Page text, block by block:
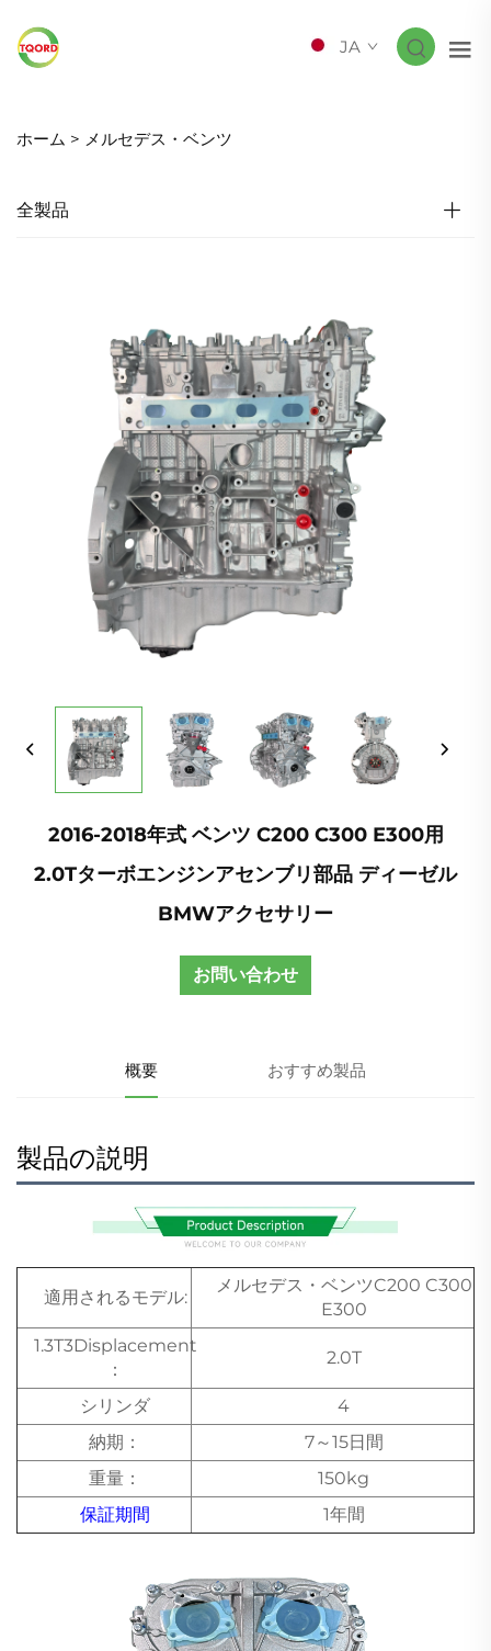
JA
ホーム > メルセデス・ベンツ
全製品
2016-2018年式 ベンツ C200 C300 E300用
2.0Tターボエンジンアセンブリ部品 ディーゼル
BMWアクセサリー
お問い合わせ
概要 おすすめ製品
製品の説明
適用されるモデル:
メルセデス・ベンツC200 C300
E300
1.3T3Displacement
：
2.0T
シリンダ
4
納期：
7～15日間
重量：
150kg
保証期間
1年間